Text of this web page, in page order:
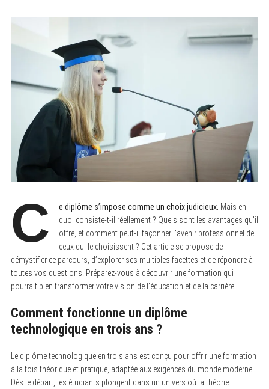
C e diplôme s’impose comme un choix judicieux. Mais en
quoi consiste-t-il réellement ? Quels sont les avantages qu’il
offre, et comment peut-il façonner l’avenir professionnel de
ceux qui le choisissent ? Cet article se propose de
démystifier ce parcours, d’explorer ses multiples facettes et de répondre à
toutes vos questions. Préparez-vous à découvrir une formation qui
pourrait bien transformer votre vision de l’éducation et de la carrière.
Comment fonctionne un diplôme
technologique en trois ans ?
Le diplôme technologique en trois ans est conçu pour offrir une formation
à la fois théorique et pratique, adaptée aux exigences du monde moderne.
Dès le départ, les étudiants plongent dans un univers où la théorie